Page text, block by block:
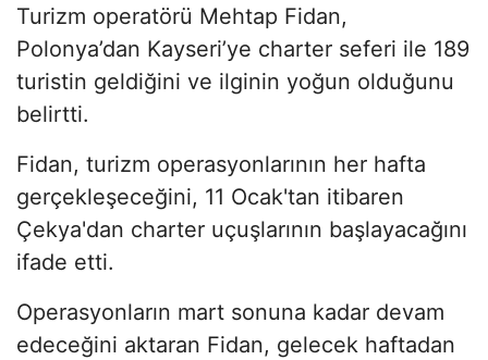
Turizm operatörü Mehtap Fidan,
Polonya’dan Kayseri’ye charter seferi ile 189
turistin geldiğini ve ilginin yoğun olduğunu
belirtti.
Fidan, turizm operasyonlarının her hafta
gerçekleşeceğini, 11 Ocak'tan itibaren
Çekya'dan charter uçuşlarının başlayacağını
ifade etti.
Operasyonların mart sonuna kadar devam
edeceğini aktaran Fidan, gelecek haftadan